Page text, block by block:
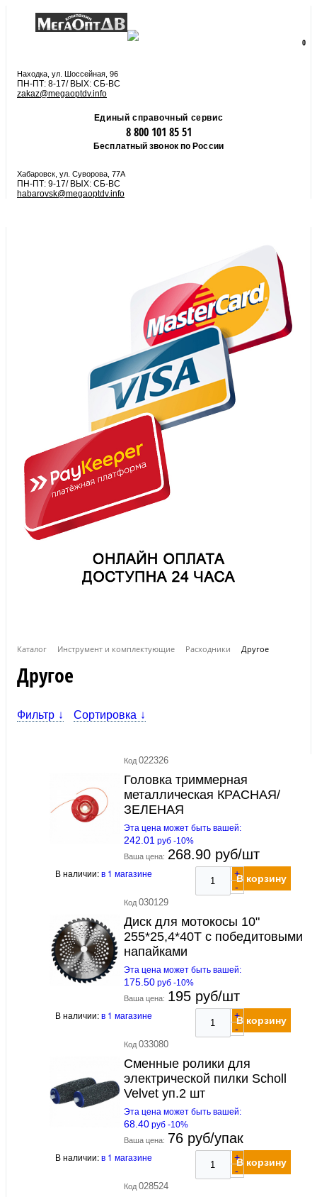
0
Находка, ул. Шоссейная, 96
ПН-ПТ: 8-17/ ВЫХ: СБ-ВС
zakaz@megaoptdv.info
Единый справочный сервис
8 800 101 85 51
Бесплатный звонок по России
Хабаровск, ул. Суворова, 77А
ПН-ПТ: 9-17/ ВЫХ: СБ-ВС
habarovsk@megaoptdv.info
Каталог Инструмент и комплектующие Расходники Другое
Другое
Фильтр Сортировка
Код 022326
Головка триммерная
металлическая КРАСНАЯ/
ЗЕЛЕНАЯ
Эта цена может быть вашей:
242.01 руб -10%
Ваша цена: 268.90 руб/шт
В наличии:в 1 магазине
+
-
В корзину
Код 030129
Диск для мотокосы 10"
255*25,4*40Т с победитовыми
напайками
Эта цена может быть вашей:
175.50 руб -10%
Ваша цена: 195 руб/шт
В наличии:в 1 магазине
+
-
В корзину
Код 033080
Сменные ролики для
электрической пилки Scholl
Velvet уп.2 шт
Эта цена может быть вашей:
68.40 руб -10%
Ваша цена: 76 руб/упак
В наличии:в 1 магазине
+
-
В корзину
Код 028524